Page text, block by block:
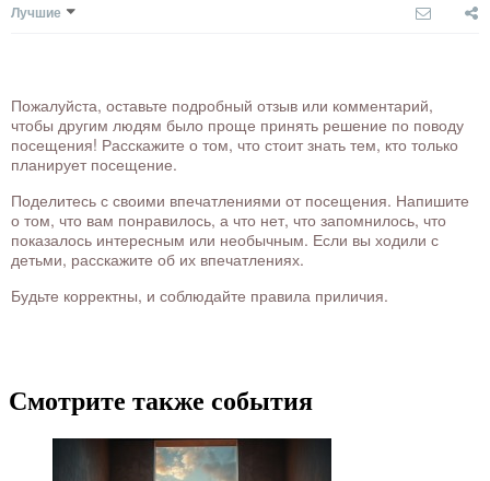
Лучшие
Пожалуйста, оставьте подробный отзыв или комментарий,
чтобы другим людям было проще принять решение по поводу
посещения! Расскажите о том, что стоит знать тем, кто только
планирует посещение.
Поделитесь с своими впечатлениями от посещения. Напишите
о том, что вам понравилось, а что нет, что запомнилось, что
показалось интересным или необычным. Если вы ходили с
детьми, расскажите об их впечатлениях.
Будьте корректны, и соблюдайте правила приличия.
Смотрите также события